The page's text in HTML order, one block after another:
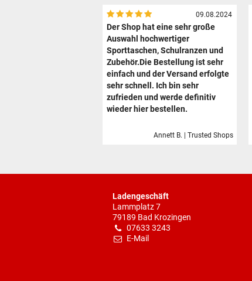
09.08.2024
Der Shop hat eine sehr große
Auswahl hochwertiger
Sporttaschen, Schulranzen und
Zubehör.Die Bestellung ist sehr
einfach und der Versand erfolgte
sehr schnell. Ich bin sehr
zufrieden und werde definitiv
wieder hier bestellen.
Annett B. | Trusted Shops
Ladengeschäft
Lammplatz 7
79189 Bad Krozingen
07633 3243
E-Mail